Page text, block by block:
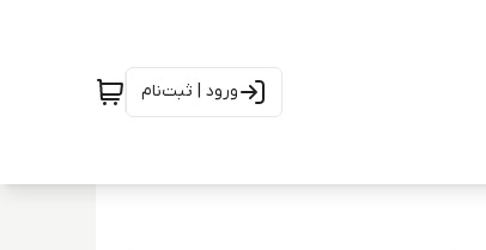
ورود | ثبت‌نام